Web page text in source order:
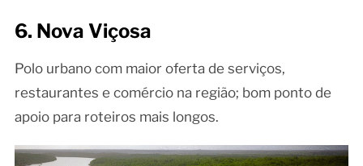
6. Nova Viçosa
Polo urbano com maior oferta de serviços,
restaurantes e comércio na região; bom ponto de
apoio para roteiros mais longos.